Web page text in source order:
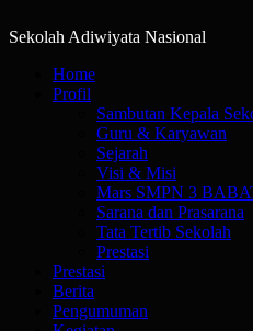
Sekolah Adiwiyata Nasional
PrimaryHome
Profil
Sambutan Kepala
Guru & Karyawan
Sejarah
Visi & Misi
Mars SMPN 3
Sarana dan Prasarana
Tata Tertib Sekolah
Prestasi
Prestasi
Berita
Pengumuman